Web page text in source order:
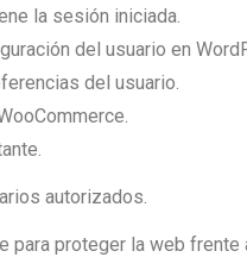
la sesión iniciada.
del usuario en
del usuario.
autorizados.
para proteger la web